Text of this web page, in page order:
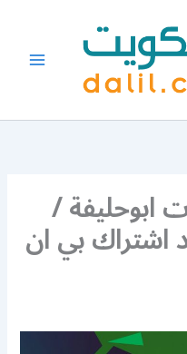
ابوحليفة /
اشتراك بي ان